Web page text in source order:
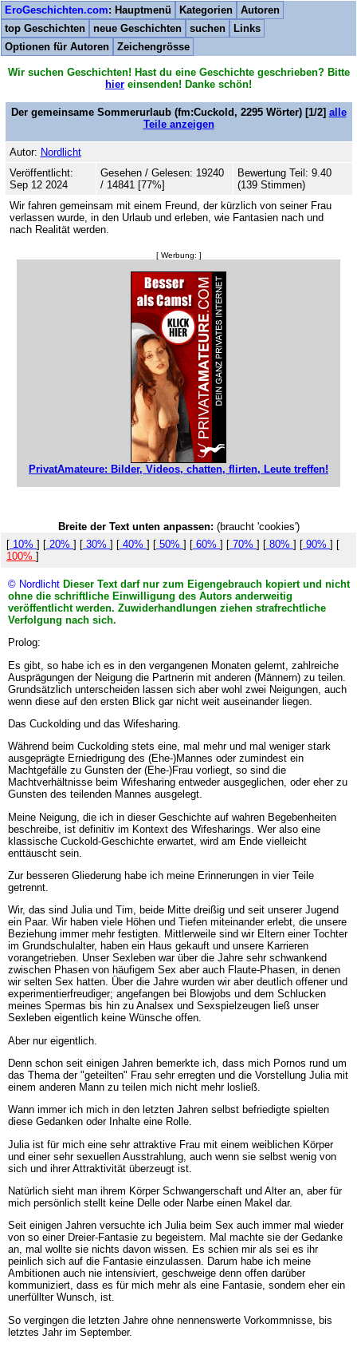
EroGeschichten.com: Hauptmenü Kategorien
Autoren
top Geschichten
neue Geschichten suchen
Links
Optionen für Autoren
Zeichengrösse
Wir suchen Geschichten! Hast du eine Geschichte geschrieben? Bitte
hier einsenden! Danke schön!
Der gemeinsame Sommerurlaub(fm:Cuckold, 2295Wörter) [1/2] alle
Teile anzeigen
Autor: Nordlicht
Veröffentlicht:
Sep 12 2024
Gesehen / Gelesen: 19240
/ 14841 [77%]
Bewertung Teil: 9.40
(139 Stimmen)
Wir fahren gemeinsam mit einem Freund, der kürzlich von seiner Frau
verlassen wurde, in den Urlaub und erleben, wie Fantasien nach und
nach Realität werden.
[ Werbung: ]
PrivatAmateure: Bilder, Videos, chatten, flirten, Leute treffen!
Breite der Text unten anpassen: (braucht 'cookies')
[ 10% ] [ 20% ] [ 30% ] [ 40% ] [ 50% ] [ 60% ] [ 70% ] [ 80% ] [ 90% ] [
100% ]
© Nordlicht Dieser Text darf nur zum Eigengebrauch kopiert und nicht
ohne die schriftliche Einwilligung des Autors anderweitig
veröffentlicht werden. Zuwiderhandlungen ziehen strafrechtliche
Verfolgung nach sich.
Prolog:
Es gibt, so habe ich es in den vergangenen Monaten gelernt, zahlreiche
Ausprägungen der Neigung die Partnerin mit anderen (Männern) zu teilen.
Grundsätzlich unterscheiden lassen sich aber wohl zwei Neigungen, auch
wenn diese auf den ersten Blick gar nicht weit auseinander liegen.
Das Cuckolding und das Wifesharing.
Während beim Cuckolding stets eine, mal mehr und mal weniger stark
ausgeprägte Erniedrigung des (Ehe-)Mannes oder zumindest ein
Machtgefälle zu Gunsten der (Ehe-)Frau vorliegt, so sind die
Machtverhältnisse beim Wifesharing entweder ausgeglichen, oder eher zu
Gunsten des teilenden Mannes ausgelegt.
Meine Neigung, die ich in dieser Geschichte auf wahren Begebenheiten
beschreibe, ist definitiv im Kontext des Wifesharings. Wer also eine
klassische Cuckold-Geschichte erwartet, wird am Ende vielleicht
enttäuscht sein.
Zur besseren Gliederung habe ich meine Erinnerungen in vier Teile
getrennt.
Wir, das sind Julia und Tim, beide Mitte dreißig und seit unserer Jugend
ein Paar. Wir haben viele Höhen und Tiefen miteinander erlebt, die unsere
Beziehung immer mehr festigten. Mittlerweile sind wir Eltern einer Tochter
im Grundschulalter, haben ein Haus gekauft und unsere Karrieren
vorangetrieben. Unser Sexleben war über die Jahre sehr schwankend
zwischen Phasen von häufigem Sex aber auch Flaute-Phasen, in denen
wir selten Sex hatten. Über die Jahre wurden wir aber deutlich offener und
experimentierfreudiger; angefangen bei Blowjobs und dem Schlucken
meines Spermas bis hin zu Analsex und Sexspielzeugen ließ unser
Sexleben eigentlich keine Wünsche offen.
Aber nur eigentlich.
Denn schon seit einigen Jahren bemerkte ich, dass mich Pornos rund um
das Thema der "geteilten" Frau sehr erregten und die Vorstellung Julia mit
einem anderen Mann zu teilen mich nicht mehr losließ.
Wann immer ich mich in den letzten Jahren selbst befriedigte spielten
diese Gedanken oder Inhalte eine Rolle.
Julia ist für mich eine sehr attraktive Frau mit einem weiblichen Körper
und einer sehr sexuellen Ausstrahlung, auch wenn sie selbst wenig von
sich und ihrer Attraktivität überzeugt ist.
Natürlich sieht man ihrem Körper Schwangerschaft und Alter an, aber für
mich persönlich stellt keine Delle oder Narbe einen Makel dar.
Seit einigen Jahren versuchte ich Julia beim Sex auch immer mal wieder
von so einer Dreier-Fantasie zu begeistern. Mal machte sie der Gedanke
an, mal wollte sie nichts davon wissen. Es schien mir als sei es ihr
peinlich sich auf die Fantasie einzulassen. Darum habe ich meine
Ambitionen auch nie intensiviert, geschweige denn offen darüber
kommuniziert, dass es für mich mehr als eine Fantasie, sondern eher ein
unerfüllter Wunsch, ist.
So vergingen die letzten Jahre ohne nennenswerte Vorkommnisse, bis
letztes Jahr im September.